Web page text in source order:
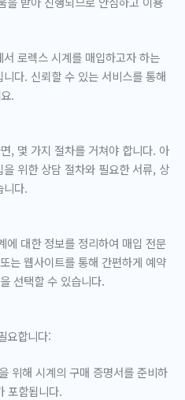
로렉스 시계를 매입하고자 하는
다. 신뢰할 수 있는 서비스를 통해
.
, 몇 가지 절차를 거쳐야 합니다. 아
위한 상담 절차와 필요한 서류, 상
니다.
에 대한 정보를 정리하여 매입 전문
는 웹사이트를 통해 간편하게 예약
선택할 수 있습니다.
요합니다:
위해 시계의 구매 증명서를 준비하
포함됩니다.